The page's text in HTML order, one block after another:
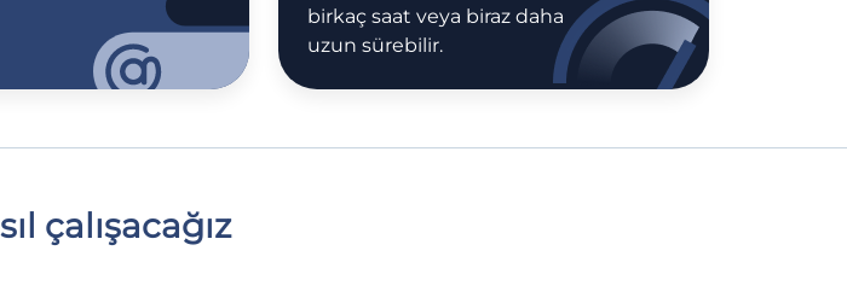
birkaç saat veya biraz daha
uzun sürebilir.
çalışacağız